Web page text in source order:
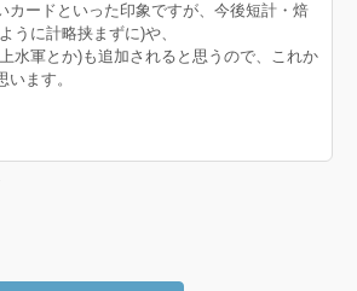
カードといった印象ですが、今後短計・焙
うに計略挟まずに)や、
水軍とか)も追加されると思うので、これか
ます。